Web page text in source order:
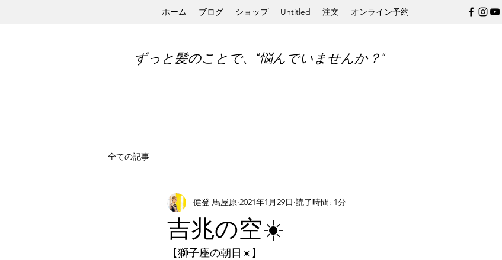
ホーム ブログ ショップ Untitled 注文 オンライン予約
ずっと髪のことで、“悩んでいませんか？“
全ての記事
吉兆の空☀️
健登 馬屋原 2021年1月29日 読了時間: 1分
【獅子座の朝日☀️】